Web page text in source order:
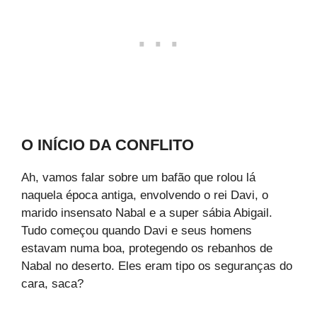
O INÍCIO DA CONFLITO
Ah, vamos falar sobre um bafão que rolou lá
naquela época antiga, envolvendo o rei Davi, o
marido insensato Nabal e a super sábia Abigail.
Tudo começou quando Davi e seus homens
estavam numa boa, protegendo os rebanhos de
Nabal no deserto. Eles eram tipo os seguranças do
cara, saca?